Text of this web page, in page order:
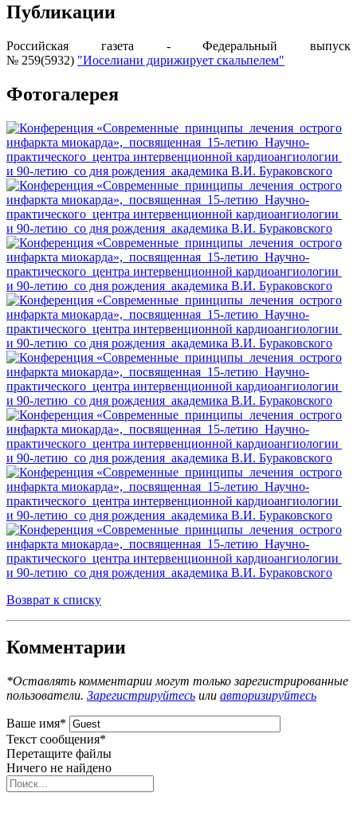
Публикации
Российская газета - Федеральный выпуск
№ 259(5932) "Иоселиани дирижирует скальпелем"
Фотогалерея
Возврат к списку
Комментарии
*Оставлять комментарии могут только зарегистрированные
пользователи. Зарегистрируйтесь или авторизируйтесь
Ваше имя*
Текст сообщения*
Перетащите файлы
Ничего не найдено